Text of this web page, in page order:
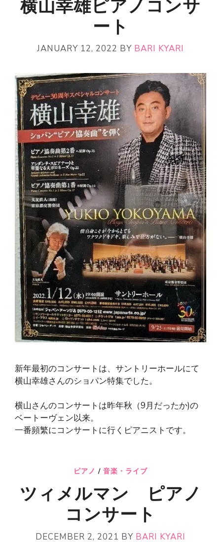
横山幸雄ピアノコンサ
ート
JANUARY 12, 2022 BY BARI KYARI
新年最初のコンサートは、サントリーホールにて
横山幸雄さんのショパン特集でした。
横山さんのコンサートは昨年秋（9月だったか)の
ベートーヴェン以来。
一番頻繁にコンサートに行くピアニストです。
ピアノ / 音楽・ライブ
ツィメルマン ピアノ
コンサート
DECEMBER 2, 2021 BY BARI KYARI